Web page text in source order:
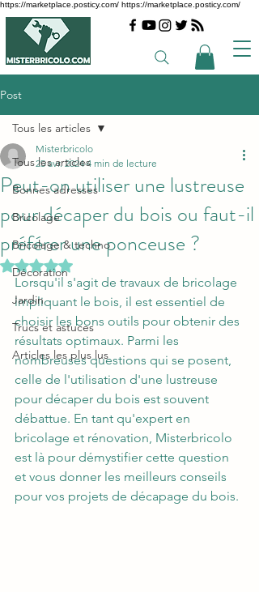
https://marketplace.posticy.com/ https://marketplace.posticy.com/
Post
Tous les articles
Bonnes adresses
Bricolage
Bricolage & techno
Décoration
Jardin
Trucs et astuces
Articles les plus lus
Tous les articles
Peut-on utiliser une lustreuse
pour décaper du bois ou faut-il
préférer une ponceuse ?
Misterbricolo
25 avr. 2024 4 min de lecture
Noté NaN étoiles sur 5.
Lorsqu'il s'agit de travaux de bricolage
impliquant le bois, il est essentiel de
choisir les bons outils pour obtenir des
résultats optimaux. Parmi les
nombreuses questions qui se posent,
celle de l'utilisation d'une lustreuse
pour décaper du bois est souvent
débattue. En tant qu'expert en
bricolage et rénovation, Misterbricolo
est là pour démystifier cette question
et vous donner les meilleurs conseils
pour vos projets de décapage du bois.